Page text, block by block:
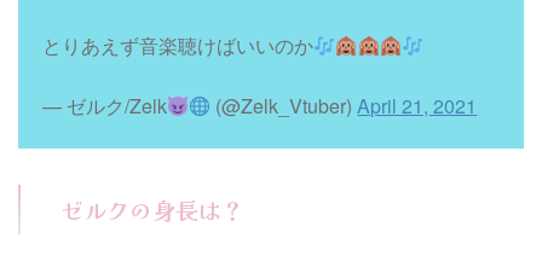
とりあえず音楽聴けばいいのか
— ゼルク/Zelk (@Zelk_Vtuber)April 21, 2021
ゼルクの身長は？